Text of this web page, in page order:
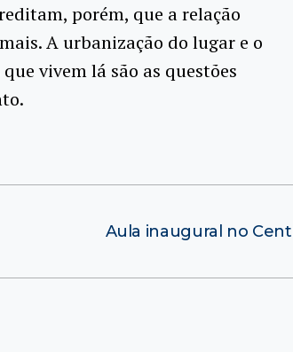
porém, que a relação
A urbanização do lugar e o
vivem lá são as questões
Aula inaugural no